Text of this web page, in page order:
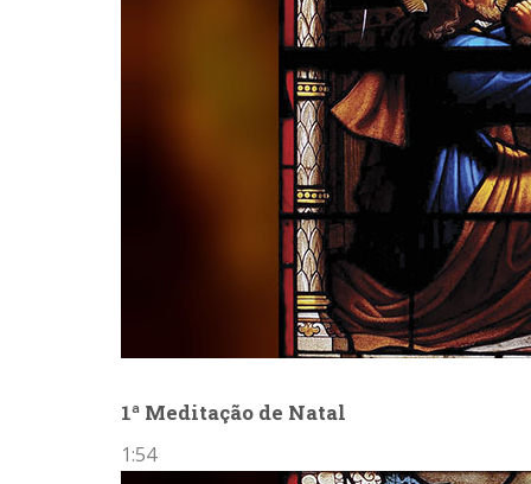
1ª Meditação de Natal
1:54